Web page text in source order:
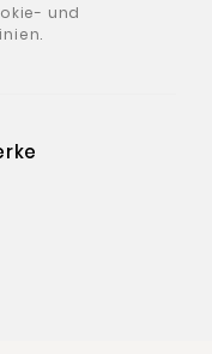
und